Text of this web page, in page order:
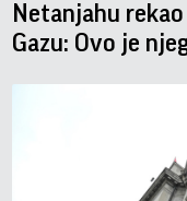
Netanjahu
Gazu: Ovo je